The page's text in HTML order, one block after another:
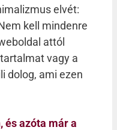
elvét:
kell mindenre
attól
vagy a
dolog, ami ezen
és azóta már a